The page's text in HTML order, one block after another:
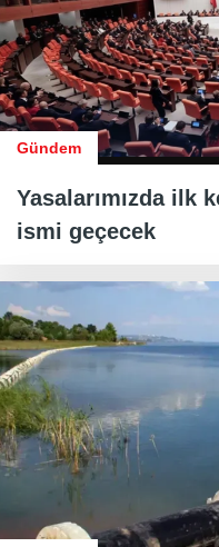
Gündem
Yasalarımızda ilk
ismi geçecek